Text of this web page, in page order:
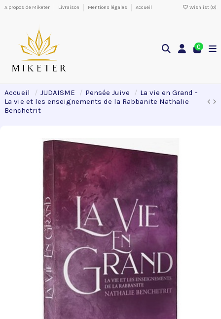
A propos de Miketer Livraison Mentions légales Accueil Wishlist (0)
0
Accueil JUDAISME Pensée Juive
La vie en Grand -
La vie et les enseignements de la Rabbanite Nathalie
Benchetrit